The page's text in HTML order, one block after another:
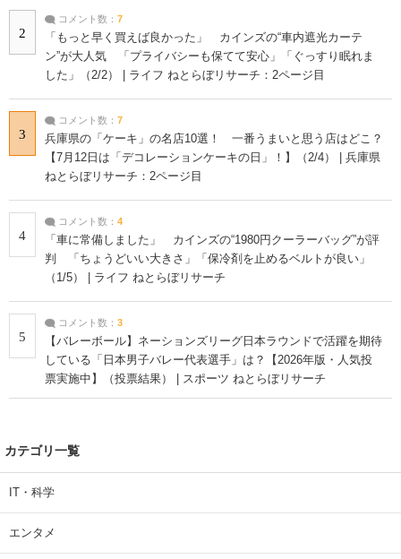
2
コメント数： 7
「もっと早く買えば良かった」 カインズの“車内遮光カーテ
ン”が大人気 「プライバシーも保てて安心」「ぐっすり眠れま
した」（2/2） | ライフ ねとらぼリサーチ：2ページ目
3
コメント数： 7
兵庫県の「ケーキ」の名店10選！ 一番うまいと思う店はどこ？
【7月12日は「デコレーションケーキの日」！】（2/4） | 兵庫県
ねとらぼリサーチ：2ページ目
4
コメント数： 4
「車に常備しました」 カインズの“1980円クーラーバッグ”が評
判 「ちょうどいい大きさ」「保冷剤を止めるベルトが良い」
（1/5） | ライフ ねとらぼリサーチ
5
コメント数： 3
【バレーボール】ネーションズリーグ日本ラウンドで活躍を期待
している「日本男子バレー代表選手」は？【2026年版・人気投
票実施中】（投票結果） | スポーツ ねとらぼリサーチ
カテゴリ一覧
IT・科学
エンタメ